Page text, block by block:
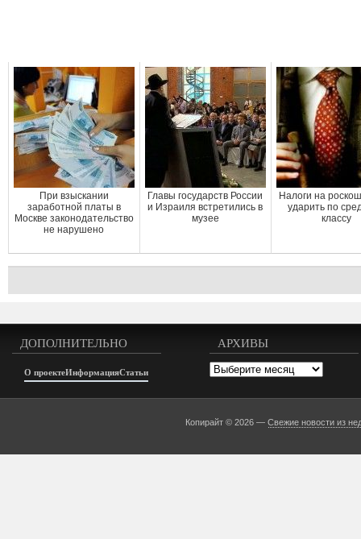
При взыскании
заработной платы в
Москве законодательство
не нарушено
Главы государств России
и Израиля встретились в
музее
Налоги на
ударить по
классу
ДОПОЛНИТЕЛЬНО
О проектеИнформацияСтатьи
АРХИВЫ
Архивы
Копирайт © 2026 —Свежие новости из